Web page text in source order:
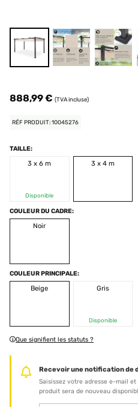
888,99 € (TVA incluse)
RÉF PRODUIT: 10045276
TAILLE:
3 x 6 m
Disponible
3 x 4 m
COULEUR DU CADRE:
Noir
COULEUR PRINCIPALE:
Beige
Gris
Disponible
Que signifient les statuts ?
Recevoir une notification de
Saisissez votre adresse e-mail
produit sera de nouveau